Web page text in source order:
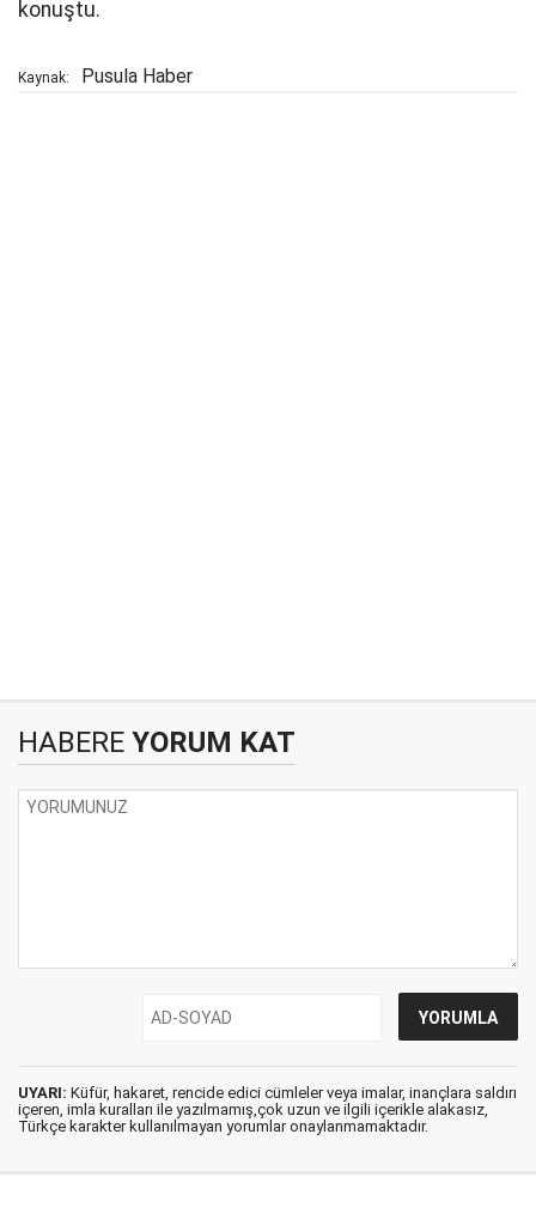
konuştu.
Kaynak: Pusula Haber
HABERE YORUM KAT
UYARI: Küfür, hakaret, rencide edici cümleler veya imalar, inançlara saldırı
içeren, imla kuralları ile yazılmamış,çok uzun ve ilgili içerikle alakasız,
Türkçe karakter kullanılmayan yorumlar onaylanmamaktadır.